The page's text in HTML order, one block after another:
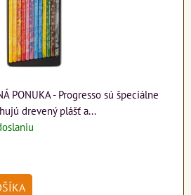
PONUKA - Progresso sú špeciálne
drevený plášť a...